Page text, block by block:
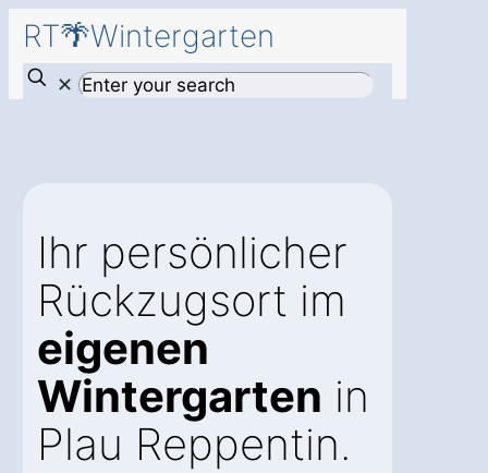
RT🌴Wintergarten
✕
Ihr persönlicher
Rückzugsort im
eigenen
Wintergarten in
Plau Reppentin.